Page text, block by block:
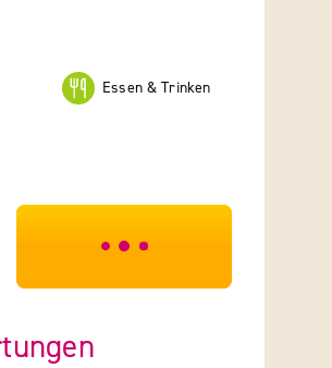
Essen & Trinken
***************